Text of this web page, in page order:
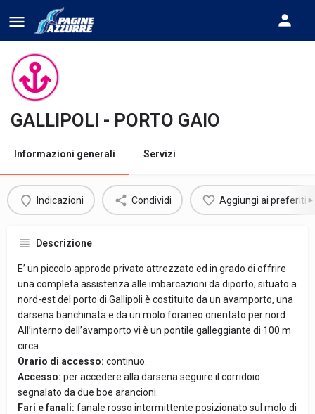
GALLIPOLI - PORTO GAIO
Informazioni generali Servizi
Indicazioni Condividi Aggiungi ai preferiti
Descrizione
E’ un piccolo approdo privato attrezzato ed in grado di offrire
una completa assistenza alle imbarcazioni da diporto; situato a
nord-est del porto di Gallipoli è costituito da un avamporto, una
darsena banchinata e da un molo foraneo orientato per nord.
All’interno dell’avamporto vi è un pontile galleggiante di 100 m
circa.
Orario di accesso: continuo.
Accesso: per accedere alla darsena seguire il corridoio
segnalato da due boe arancioni.
Fari e fanali: fanale rosso intermittente posizionato sul molo di